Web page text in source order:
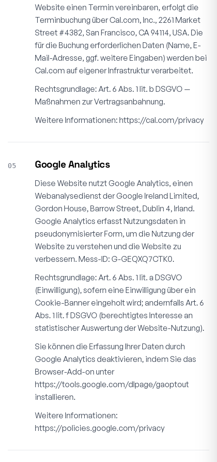
Website einen Termin vereinbaren, erfolgt die
Terminbuchung über Cal.com, Inc., 2261 Market
Street #4382, San Francisco, CA 94114, USA. Die
für die Buchung erforderlichen Daten (Name, E-
Mail-Adresse, ggf. weitere Eingaben) werden bei
Cal.com auf eigener Infrastruktur verarbeitet.
Rechtsgrundlage: Art. 6 Abs. 1 lit. b DSGVO —
Maßnahmen zur Vertragsanbahnung.
Weitere Informationen: https://cal.com/privacy
05 Google Analytics
Diese Website nutzt Google Analytics, einen
Webanalysedienst der Google Ireland Limited,
Gordon House, Barrow Street, Dublin 4, Irland.
Google Analytics erfasst Nutzungsdaten in
pseudonymisierter Form, um die Nutzung der
Website zu verstehen und die Website zu
verbessern. Mess-ID: G-GEQXQ7CTK0.
Rechtsgrundlage: Art. 6 Abs. 1 lit. a DSGVO
(Einwilligung), sofern eine Einwilligung über ein
Cookie-Banner eingeholt wird; andernfalls Art. 6
Abs. 1 lit. f DSGVO (berechtigtes Interesse an
statistischer Auswertung der Website-Nutzung).
Sie können die Erfassung Ihrer Daten durch
Google Analytics deaktivieren, indem Sie das
Browser-Add-on unter
https://tools.google.com/dlpage/gaoptout
installieren.
Weitere Informationen:
https://policies.google.com/privacy